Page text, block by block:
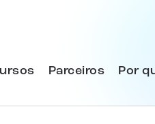
Parceiros Por